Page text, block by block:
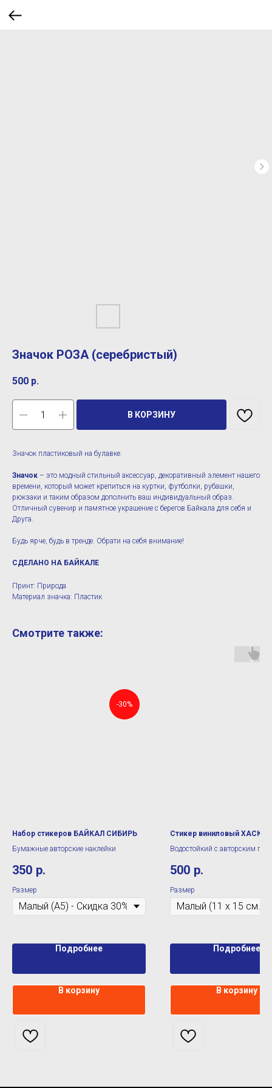
Значок РОЗА (серебристый)
500 р.
В КОРЗИНУ
Значок пластиковый на булавке.
Значок – это модный стильный аксессуар, декоративный элемент нашего
времени, который может крепиться на куртки, футболки, рубашки,
рюкзаки и таким образом дополнить ваш индивидуальный образ.
Отличный сувенир и памятное украшение с берегов Байкала для себя и
Друга.
Будь ярче, будь в тренде. Обрати на себя внимание!
СДЕЛАНО НА БАЙКАЛЕ
Принт: Природа
Материал значка: Пластик
Смотрите также:
-30%
Набор стикеров БАЙКАЛ СИБИРЬ
Бумажные авторские наклейки
350 р.
Размер
Подробнее
В корзину
Стикер виниловый ХАСКИ
Водостойкий с авторским
500 р.
Размер
Подробнее
В корзину